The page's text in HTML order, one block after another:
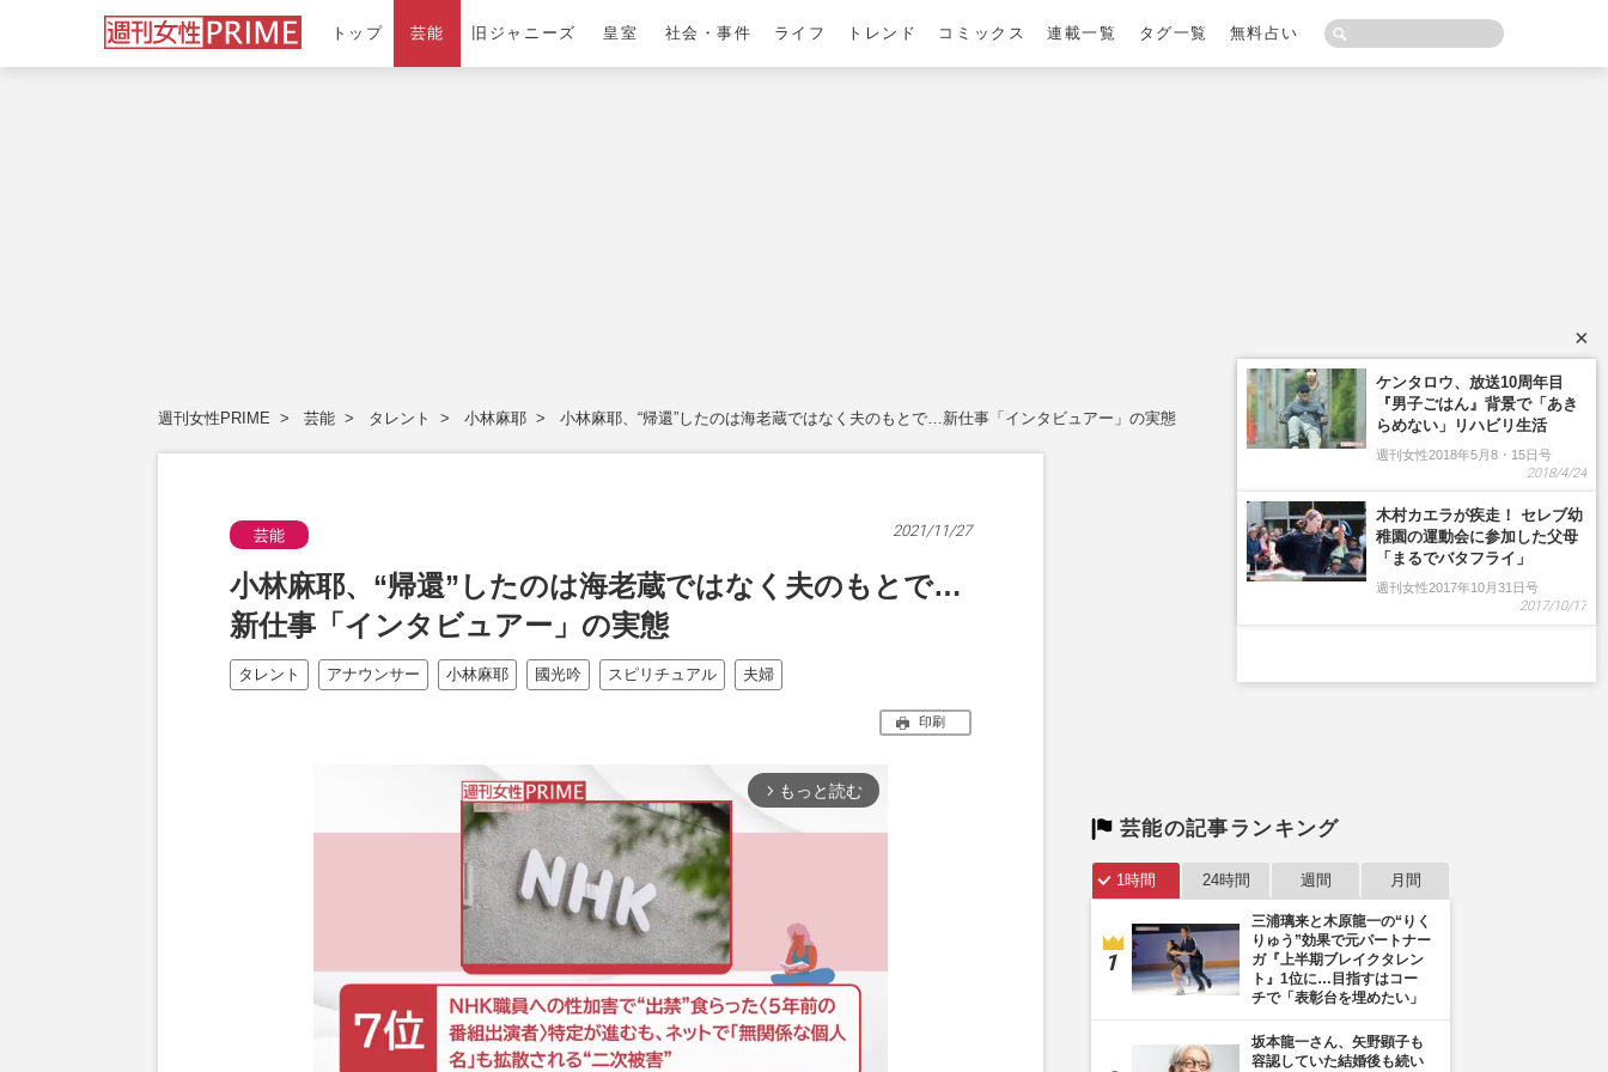
トップ 芸能 旧ジャニーズ 皇室 社会・事件 ライフ トレンド コミックス 連載一覧 タグ一覧 無料占い
週刊女性PRIME 芸能 タレント 小林麻耶 小林麻耶、“帰還”したのは海老蔵ではなく夫のもとで…新仕事「インタビュアー」の実態
芸能 2021/11/27
小林麻耶、“帰還”したのは海老蔵ではなく夫のもとで…
新仕事「インタビュアー」の実態
タレント アナウンサー 小林麻耶 國光吟 スピリチュアル 夫婦
印刷
arrow_forward_ios もっと読む
芸能の記事ランキング
1時間 24時間 週間 月間
三浦璃来と木原龍一の“りく
りゅう”効果で元パートナー
ガ『上半期ブレイクタレン
ト』1位に…目指すはコー
チで「表彰台を埋めたい」
坂本龍一さん、矢野顕子も
容認していた結婚後も続い
×
ケンタロウ、放送10周年目
『男子ごはん』背景で「あき
らめない」リハビリ生活
週刊女性2018年5月8・15日号
2018/4/24
木村カエラが疾走！ セレブ幼
稚園の運動会に参加した父母
「まるでバタフライ」
週刊女性2017年10月31日号
2017/10/17